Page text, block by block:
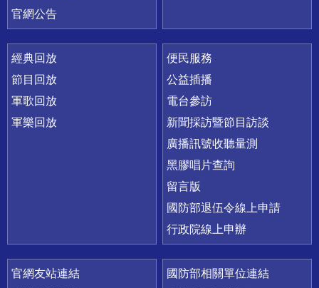
官網公告
經典回放
節目回放
軍歌回放
軍樂回放
便民服務
公益插播
電台參訪
新聞採訪暨節目訪談
廣播訊號收聽量測
黑膠唱片查詢
留言版
國防部退伍令線上申請
行政院線上申辦
官網友站連結
國防部相關單位連結